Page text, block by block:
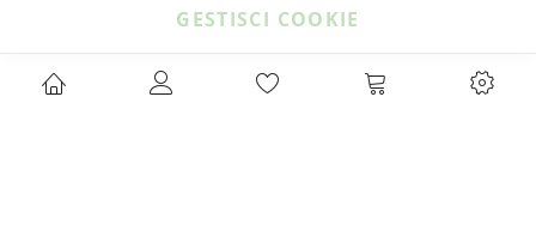
IT02064590751
Privacy Policy Cookie Policy
GESTISCI COOKIE